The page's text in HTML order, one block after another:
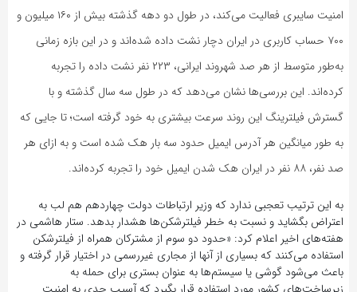
امنیت سایبری فعالیت می‌کند، در طول دو دهه گذشته بیش از ۱۶۰ میلیون و
۷۰۰ حساب کاربری در ایران دچار نشت داده شده‌اند و در این بازه زمانی
به‌طور متوسط از هر صد شهروند ایرانی، ۲۲۳ نفر نشت داده را تجربه
کرده‌اند. این بررسی‌ها نشان می‌دهد که در طول سه سال گذشته و با
گسترش فیلترینگ این روند سرعت بیشتری به خود گرفته است؛ تا جایی که
به طور میانگین هر آدرس ایمیل حدود سه بار هک شده است و به ازای هر
صد نفر، ۸۸ نفر در ایران هک شدن ایمیل خود را تجربه کرده‌اند.
به این ترتیب تعجبی ندارد که وزیر ارتباطات دولت چهاردهم هم لب به
اعتراض بگشاید و نسبت به خطر فیلترشکن‌ها هشدار بدهد. ستار هاشمی در
هفته‌های اخیر اعلام کرد: «حدود دو سوم از مشترکان همراه از فیلترشکن‌
استفاده می‌کنند که بسیاری از آنها از مجاری غیررسمی در اختیار قرار گرفته و
باعث می‌شود گوشی‌ یا سیستم‌ها به عنوان بستری برای حمله به